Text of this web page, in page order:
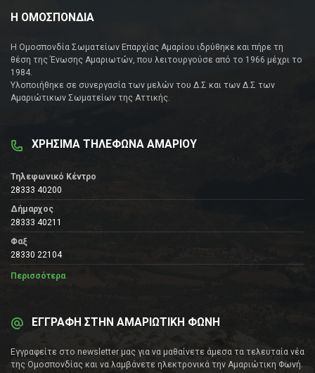
Η ΟΜΟΣΠΟΝΔΙΑ
Η Ομοσπονδία Σωματείων Επαρχίας Αμαρίου ιδρύθηκε και πήρε τη
θέση της Ένωσης Αμαριωτών, που λειτουργούσε από το 1966 μέχρι το
1984.
Υλοποιήθηκε σε συνεργασία των μελών του Δ.Σ και των Δ.Σ των
Αμαριώτικων Σωματείων της Αττικής.
ΧΡΗΣΙΜΑ ΤΗΛΕΦΩΝΑ ΑΜΑΡΙΟΥ
Τηλεφωνικό Κέντρο
28333 40200
Δήμαρχος
28333 40211
Φαξ
28330 22104
Περισσότερα
ΕΓΓΡΑΦΗ ΣΤΗΝ ΑΜΑΡΙΩΤΙΚΗ ΦΩΝΗ
Εγγραφείτε στο newsletter μας για να μαθαίνετε άμεσα τα τελευταία νέα
της Ομοσπονδίας και να λαμβάνετε ηλεκτρονικά την Αμαριώτικη Φωνή.